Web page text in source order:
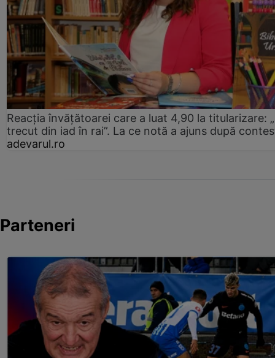
Reacția învățătoarei care a luat 4,90 la titularizare:
trecut din iad în rai”. La ce notă a ajuns după
adevarul.ro
Parteneri